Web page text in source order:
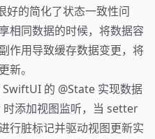
好的简化了状态一致性问
相同数据的时候，将数据容
作用导致缓存数据变更，将
新。
的 @State 实现数据
添加视图监听，当 setter
行脏标记并驱动视图更新实